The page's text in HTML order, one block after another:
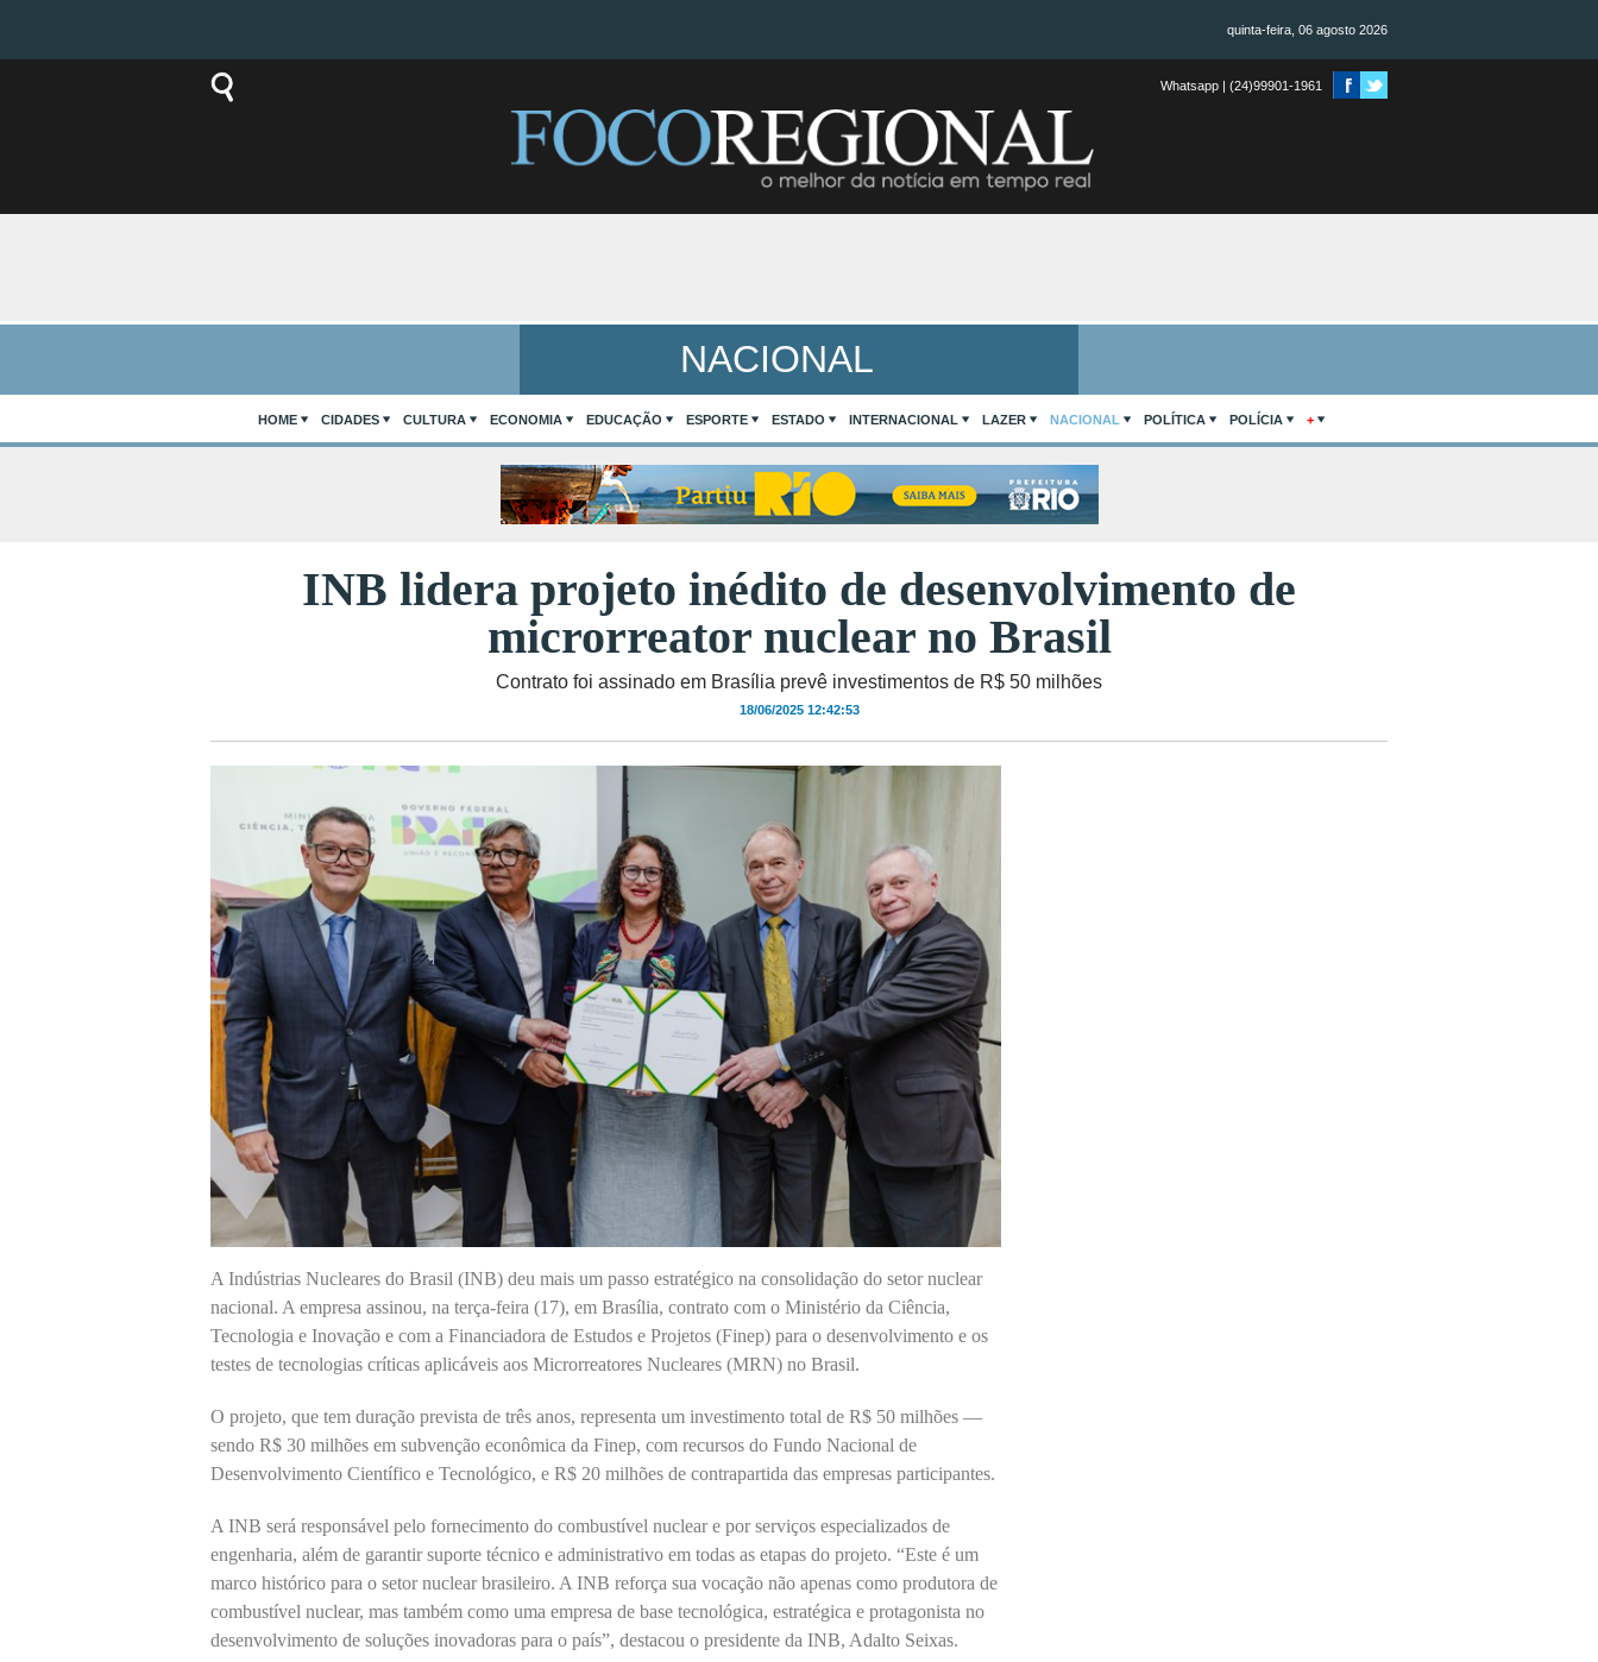
quinta-feira, 06 agosto 2026
Whatsapp | (24)99901-1961
NACIONAL
HOME CIDADES CULTURA ECONOMIA EDUCAÇÃO ESPORTE ESTADO INTERNACIONAL LAZER NACIONAL POLÍTICA POLÍCIA +
INB lidera projeto inédito de desenvolvimento de
microrreator nuclear no Brasil
Contrato foi assinado em Brasília prevê investimentos de R$ 50 milhões
18/06/2025 12:42:53
A Indústrias Nucleares do Brasil (INB) deu mais um passo estratégico na consolidação do setor nuclear
nacional. A empresa assinou, na terça-feira (17), em Brasília, contrato com o Ministério da Ciência,
Tecnologia e Inovação e com a Financiadora de Estudos e Projetos (Finep) para o desenvolvimento e os
testes de tecnologias críticas aplicáveis aos Microrreatores Nucleares (MRN) no Brasil.
O projeto, que tem duração prevista de três anos, representa um investimento total de R$ 50 milhões —
sendo R$ 30 milhões em subvenção econômica da Finep, com recursos do Fundo Nacional de
Desenvolvimento Científico e Tecnológico, e R$ 20 milhões de contrapartida das empresas participantes.
A INB será responsável pelo fornecimento do combustível nuclear e por serviços especializados de
engenharia, além de garantir suporte técnico e administrativo em todas as etapas do projeto. “Este é um
marco histórico para o setor nuclear brasileiro. A INB reforça sua vocação não apenas como produtora de
combustível nuclear, mas também como uma empresa de base tecnológica, estratégica e protagonista no
desenvolvimento de soluções inovadoras para o país”, destacou o presidente da INB, Adalto Seixas.